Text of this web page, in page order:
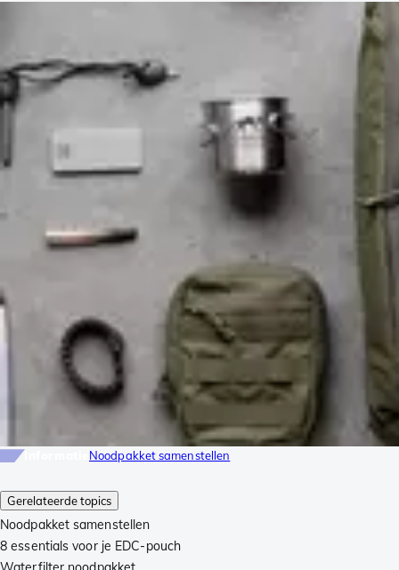
Gerelateerde topics
Noodpakket samenstellen
8 essentials voor je EDC-pouch
Noodpakket samenstellen